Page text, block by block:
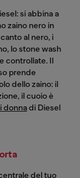
si abbina a
zaino nero in
al nero, i
lo stone wash
controllate. Il
prende
dello zaino: il
il cuoio è
donnadi Diesel
del tuo